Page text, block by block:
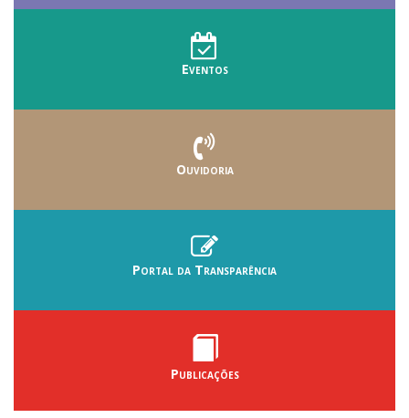
Eventos
Ouvidoria
Portal da Transparência
Publicações